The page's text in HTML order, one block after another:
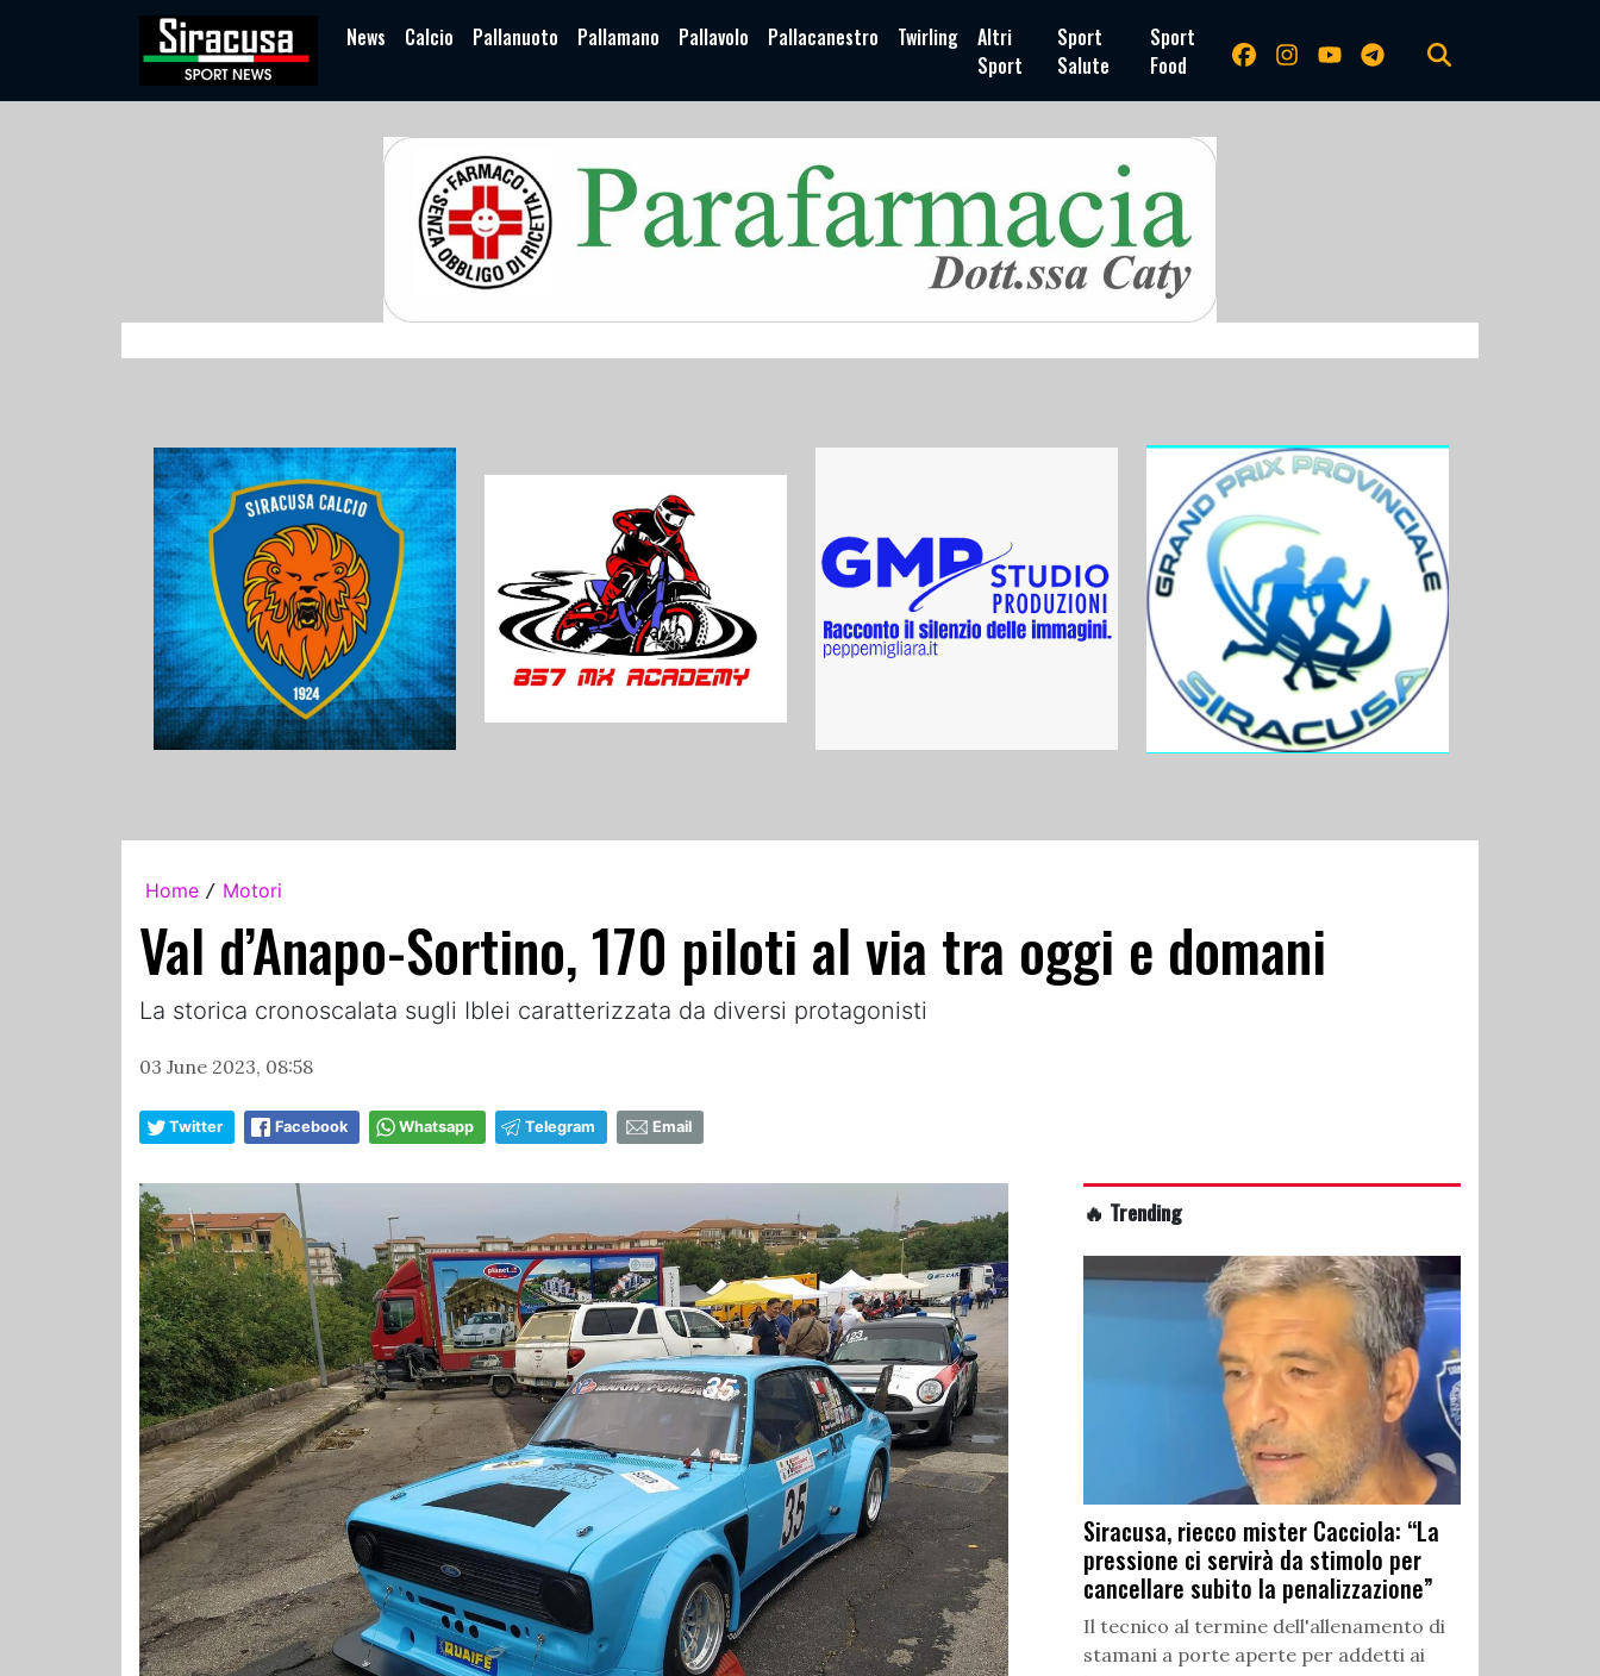
News Calcio Pallanuoto Pallamano Pallavolo Pallacanestro Twirling
Altri
Sport
Sport
Salute
Sport
Food
Home / Motori
Val d’Anapo-Sortino, 170 piloti al via tra oggi e domani
La storica cronoscalata sugli Iblei caratterizzata da diversi protagonisti
03 June 2023, 08:58
Twitter Facebook Whatsapp Telegram Email
🔥 Trending
Siracusa, riecco mister Cacciola: “La
pressione ci servirà da stimolo per
cancellare subito la penalizzazione”
Il tecnico al termine dell'allenamento di
stamani a porte aperte per addetti ai